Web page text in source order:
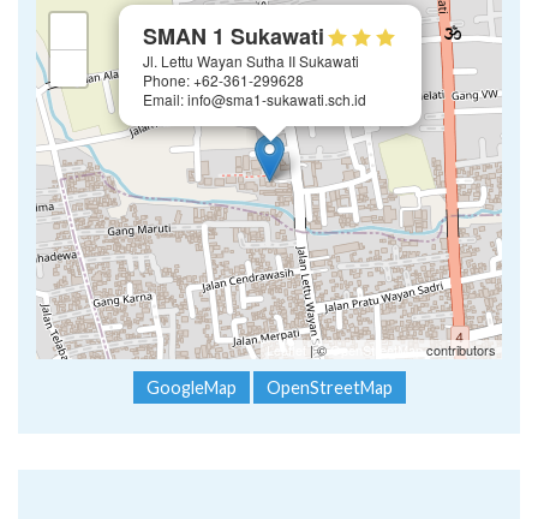
SMAN 1 Sukawati
Jl. Lettu Wayan Sutha II Sukawati
Phone: +62-361-299628
Email: info@sma1-sukawati.sch.id
Leaflet | ©OpenStreetMap contributors
GoogleMap OpenStreetMap